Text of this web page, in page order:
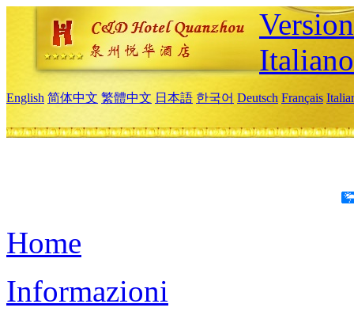
Italiano
English 简体中文 繁體中文 日本語 한국어 Deutsch Français
Home
Informazioni